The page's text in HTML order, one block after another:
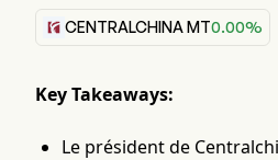
CENTRALCHINA MT0.00%
Key Takeaways:
Le président de